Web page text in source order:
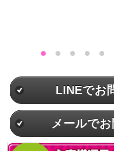
LINEでお
メールで